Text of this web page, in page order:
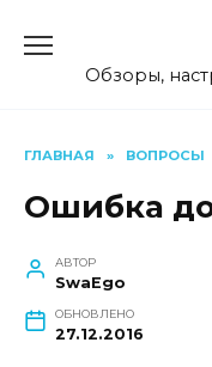
содержанию
Обзоры,
ГЛАВНАЯ » ВОПРОСЫ
Ошибка
АВТОР
SwaEgo
ОБНОВЛЕНО
27.12.2016